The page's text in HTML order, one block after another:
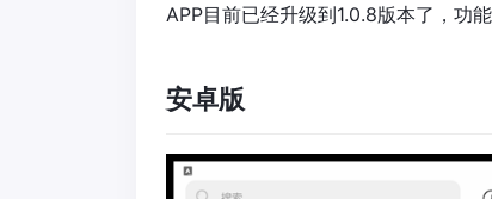
APP目前已经升级到1.0.8版本了，功
安卓版